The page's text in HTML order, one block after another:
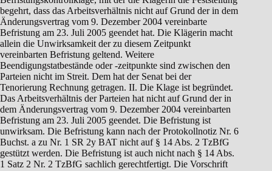
begehrt, dass das Arbeitsverhältnis nicht auf Grund der in dem
Änderungsvertrag vom 9. Dezember 2004 vereinbarte
Befristung am 23. Juli 2005 geendet hat. Die Klägerin macht
allein die Unwirksamkeit der zu diesem Zeitpunkt
vereinbarten Befristung geltend. Weitere
Beendigungstatbestände oder -zeitpunkte sind zwischen den
Parteien nicht im Streit. Dem hat der Senat bei der
Tenorierung Rechnung getragen. II. Die Klage ist begründet.
Das Arbeitsverhältnis der Parteien hat nicht auf Grund der in
dem Änderungsvertrag vom 9. Dezember 2004 vereinbarten
Befristung am 23. Juli 2005 geendet. Die Befristung ist
unwirksam. Die Befristung kann nach der Protokollnotiz Nr. 6
Buchst. a zu Nr. 1 SR 2y BAT nicht auf § 14 Abs. 2 TzBfG
gestützt werden. Die Befristung ist auch nicht nach § 14 Abs.
1 Satz 2 Nr. 2 TzBfG sachlich gerechtfertigt. Die Vorschrift